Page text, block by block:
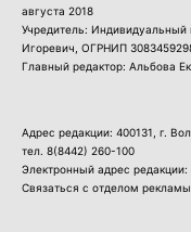
августа 2018
Учредитель:
Игоревич, ОГРНИП
Главный редактор: Альбова
Адрес редакции: 400131, г.
тел. 8(8442) 260-100
Электронный адрес
Связаться с отделом